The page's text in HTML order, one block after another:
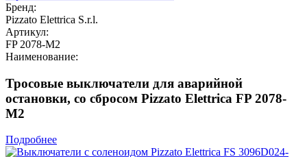
Бренд:
Pizzato Elettrica S.r.l.
Артикул:
FP 2078-M2
Наименование:
Тросовые выключатели для аварийной
остановки, со сбросом Pizzato Elettrica FP 2078-
M2
Подробнее